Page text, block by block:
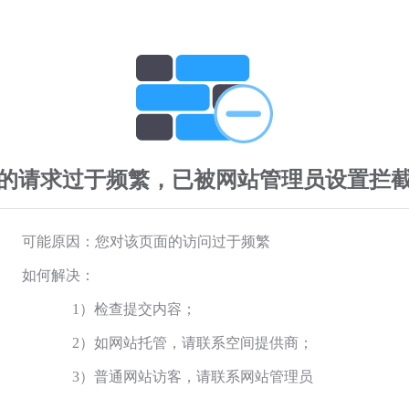
请求过于频繁，已被网站管理员设置拦
可能原因：您对该页面的访问过于频繁
如何解决：
1）检查提交内容；
2）如网站托管，请联系空间提供商；
3）普通网站访客，请联系网站管理员